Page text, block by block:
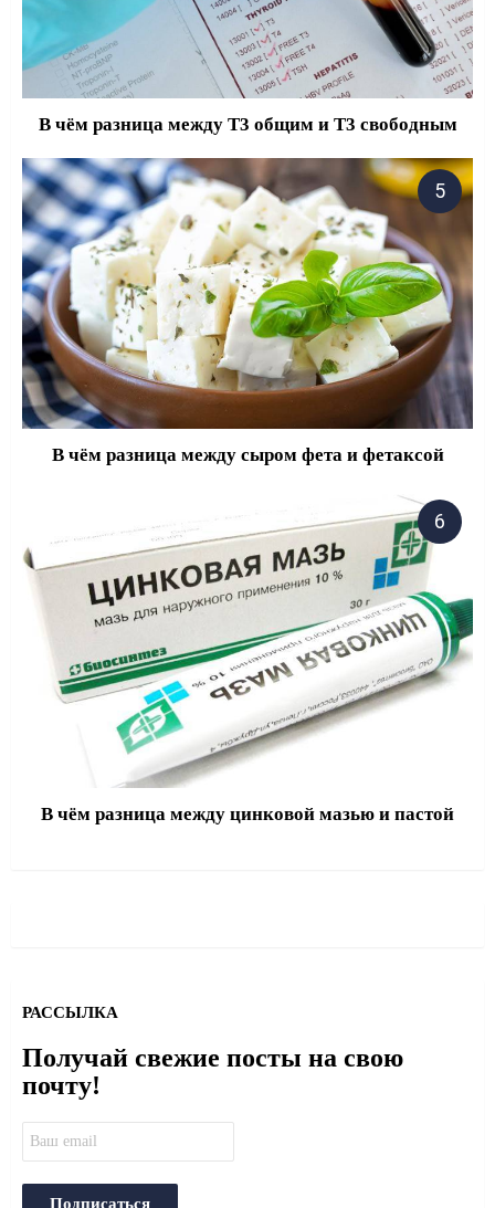
В чём разница между Т3 общим и Т3 свободным
В чём разница между сыром фета и фетаксой
В чём разница между цинковой мазью и пастой
РАССЫЛКА
Получай свежие посты на свою
почту!